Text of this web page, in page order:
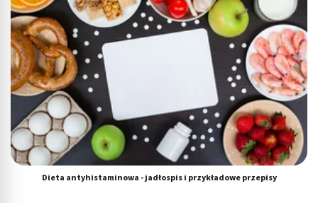
Dieta antyhistaminowa - jadłospis i przykładowe przepisy